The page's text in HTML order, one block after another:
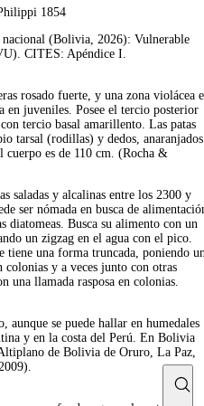
1854
nacional (Bolivia, 2026): Vulnerable
CITES: Apéndice I.
rosado fuerte, y una zona violácea
en juveniles. Posee el tercio posterior
tercio basal amarillento. Las patas
tarsal (rodillas) y dedos,
es de 110 cm. (Rocha &
saladas y alcalinas entre los 2300 y
ser nómada en busca de
diatomeas. Busca su alimento con un
un zigzag en el agua con el pico.
tiene una forma truncada, poniendo
y a veces junto con otras
una llamada rasposa en colonias.
se puede hallar en humedales
y en la costa del Perú. En Bolivia
de Bolivia de Oruro, La Paz,